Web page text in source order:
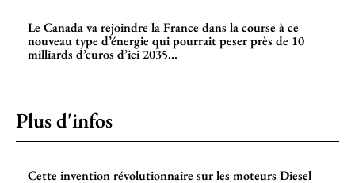
Le Canada va rejoindre la France dans la course à ce
nouveau type d’énergie qui pourrait peser près de 10
milliards d’euros d’ici 2035...
Plus d'infos
Cette invention révolutionnaire sur les moteurs Diesel